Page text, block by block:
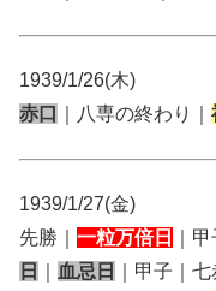
1939/1/26(木)
赤口
｜八専の終わり｜
1939/1/27(金)
先勝｜ 一粒万倍日 ｜甲
日
血忌日 ｜甲子｜